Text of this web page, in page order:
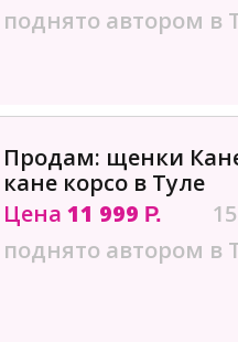
поднято автором в
Продам: щенки
кане корсо в Туле
Цена 11 999 Р.
поднято автором в